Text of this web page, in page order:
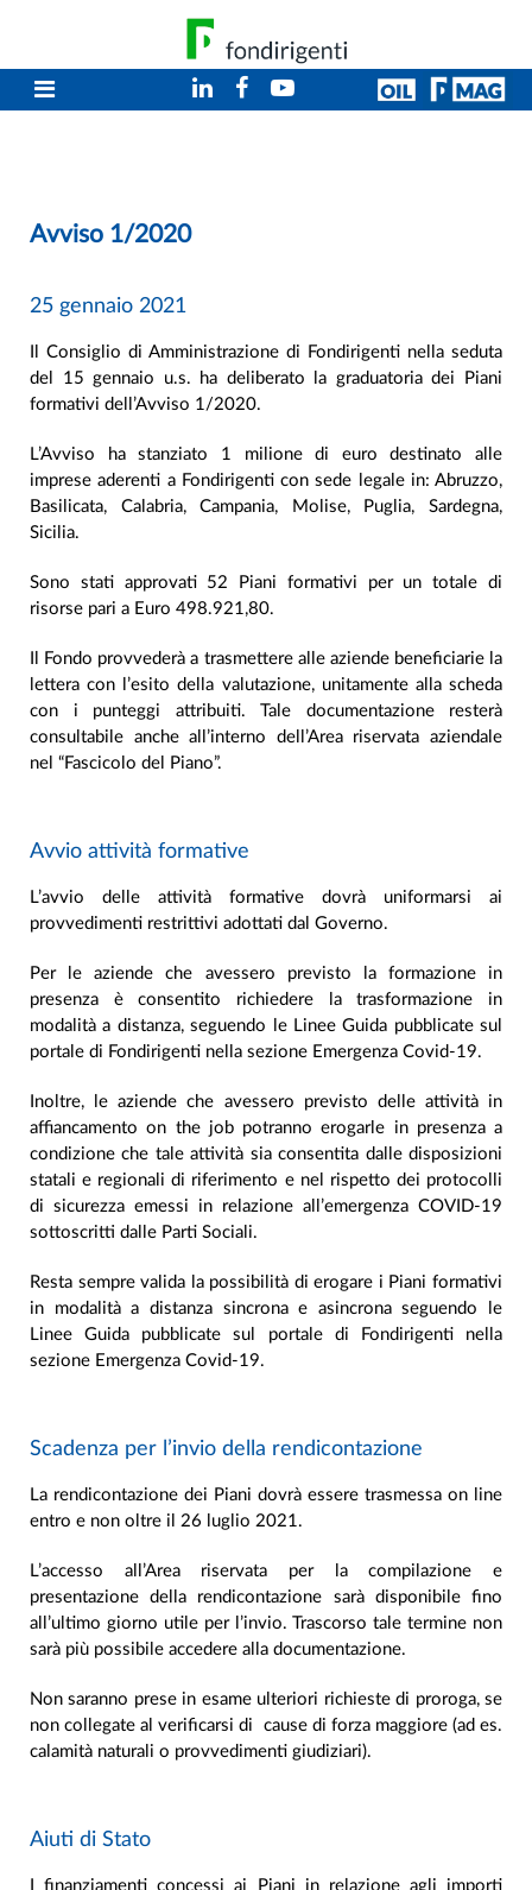
Avviso 1/2020
25 gennaio 2021
Il Consiglio di Amministrazione di Fondirigenti nella seduta
del 15 gennaio u.s. ha deliberato la graduatoria dei Piani
formativi dell’Avviso 1/2020.
L’Avviso ha stanziato 1 milione di euro destinato alle
imprese aderenti a Fondirigenti con sede legale in: Abruzzo,
Basilicata, Calabria, Campania, Molise, Puglia, Sardegna,
Sicilia.
Sono stati approvati 52 Piani formativi per un totale di
risorse pari a Euro 498.921,80.
Il Fondo provvederà a trasmettere alle aziende beneficiarie la
lettera con l’esito della valutazione, unitamente alla scheda
con i punteggi attribuiti. Tale documentazione resterà
consultabile anche all’interno dell’Area riservata aziendale
nel “Fascicolo del Piano”.
Avvio attività formative
L’avvio delle attività formative dovrà uniformarsi ai
provvedimenti restrittivi adottati dal Governo.
Per le aziende che avessero previsto la formazione in
presenza è consentito richiedere la trasformazione in
modalità a distanza, seguendo le Linee Guida pubblicate sul
portale di Fondirigenti nella sezione Emergenza Covid-19.
Inoltre, le aziende che avessero previsto delle attività in
affiancamento on the job potranno erogarle in presenza a
condizione che tale attività sia consentita dalle disposizioni
statali e regionali di riferimento e nel rispetto dei protocolli
di sicurezza emessi in relazione all’emergenza COVID-19
sottoscritti dalle Parti Sociali.
Resta sempre valida la possibilità di erogare i Piani formativi
in modalità a distanza sincrona e asincrona seguendo le
Linee Guida pubblicate sul portale di Fondirigenti nella
sezione Emergenza Covid-19.
Scadenza per l’invio della rendicontazione
La rendicontazione dei Piani dovrà essere trasmessa on line
entro e non oltre il 26 luglio 2021.
L’accesso all’Area riservata per la compilazione e
presentazione della rendicontazione sarà disponibile fino
all’ultimo giorno utile per l’invio. Trascorso tale termine non
sarà più possibile accedere alla documentazione.
Non saranno prese in esame ulteriori richieste di proroga, se
non collegate al verificarsi di cause di forza maggiore (ad es.
calamità naturali o provvedimenti giudiziari).
Aiuti di Stato
I finanziamenti concessi ai Piani in relazione agli importi